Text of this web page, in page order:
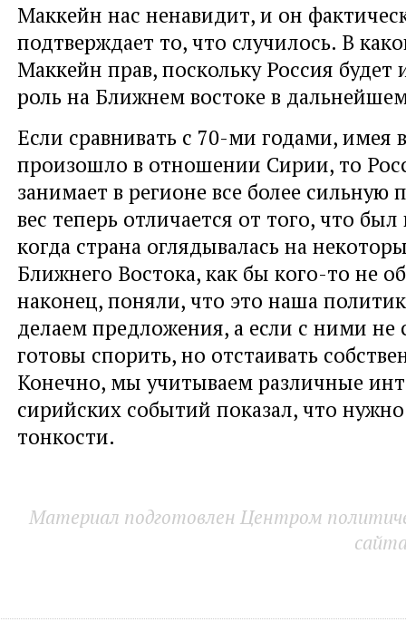
Маккейн нас ненавидит, и он
подтверждает то, что случилось. В
Маккейн прав, поскольку Россия будет
роль на Ближнем востоке в
Если сравнивать с 70-ми годами, имея
произошло в отношении Сирии, то
занимает в регионе все более
вес теперь отличается от того, что
когда страна оглядывалась на
Ближнего Востока, как бы кого-то не
наконец, поняли, что это наша
делаем предложения, а если с ними не
готовы спорить, но отстаивать
Конечно, мы учитываем различные
сирийских событий показал, что нужно
тонкости.
Материал подготовлен Центром